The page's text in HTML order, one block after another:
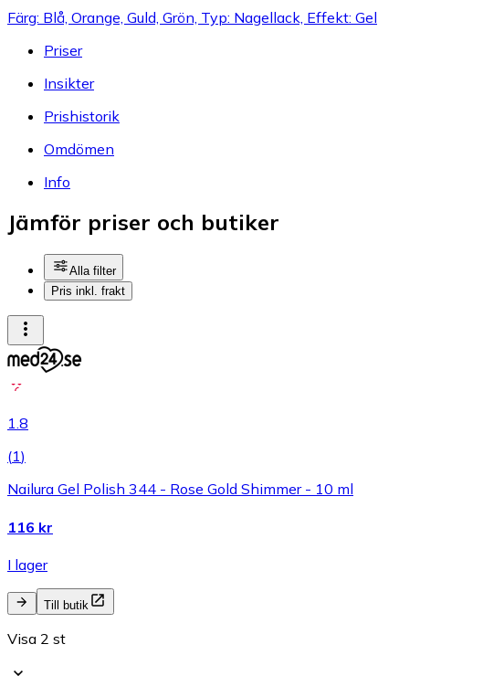
Färg: Blå, Orange, Guld, Grön, Typ: Nagellack, Effekt: Gel
Priser
Insikter
Prishistorik
Omdömen
Info
Jämför priser och butiker
Alla filter
Pris inkl. frakt
1.8
(1)
Nailura Gel Polish 344 - Rose Gold Shimmer - 10 ml
116 kr
I lager
Till butik
Visa 2 st